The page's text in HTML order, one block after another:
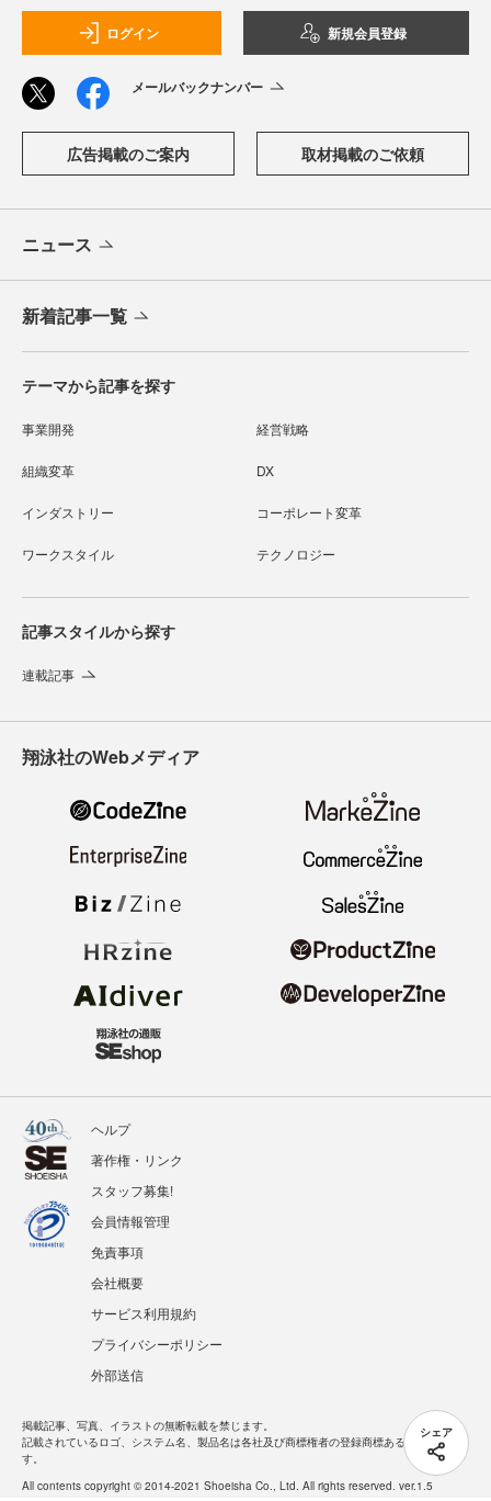
シェア
ログイン 新規会員登録
メールバックナンバー
広告掲載のご案内 取材掲載のご依頼
ニュース
新着記事一覧
テーマから記事を探す
事業開発 経営戦略
組織変革 DX
インダストリー コーポレート変革
ワークスタイル テクノロジー
記事スタイルから探す
連載記事
翔泳社のWebメディア
ヘルプ
著作権・リンク
スタッフ募集!
会員情報管理
免責事項
会社概要
サービス利用規約
プライバシーポリシー
外部送信
掲載記事、写真、イラストの無断転載を禁じます。
記載されているロゴ、システム名、製品名は各社及び商標権者の登録商標あるいは商標で
す。
All contents copyright © 2014-2021 Shoeisha Co., Ltd. All rights reserved. ver.1.5